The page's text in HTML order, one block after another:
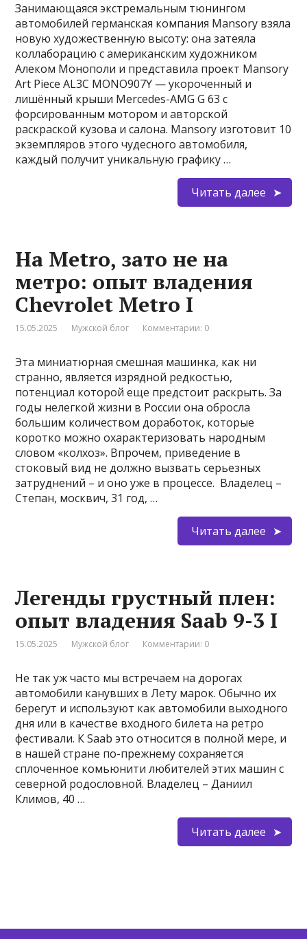
Занимающаяся экстремальным тюнингом
автомобилей германская компания Mansory взяла
новую художественную высоту: она затеяла
коллаборацию с американским художником
Алеком Монополи и представила проект Mansory
Art Piece AL3C MONO907Y — укороченный и
лишённый крыши Mercedes-AMG G 63 с
форсированным мотором и авторской
раскраской кузова и салона. Mansory изготовит 10
экземпляров этого чудесного автомобиля,
каждый получит уникальную графику …
Читать далее
На Metro, зато не на
метро: опыт владения
Chevrolet Metro I
15.05.2025 Мужской блог Комментарии: 0
Эта миниатюрная смешная машинка, как ни
странно, является изрядной редкостью,
потенциал которой еще предстоит раскрыть. За
годы нелегкой жизни в России она обросла
большим количеством доработок, которые
коротко можно охарактеризовать народным
словом «колхоз». Впрочем, приведение в
стоковый вид не должно вызвать серьезных
затруднений – и оно уже в процессе. Владелец –
Степан, москвич, 31 год, …
Читать далее
Легенды грустный плен:
опыт владения Saab 9-3 I
15.05.2025 Мужской блог Комментарии: 0
Не так уж часто мы встречаем на дорогах
автомобили канувших в Лету марок. Обычно их
берегут и используют как автомобили выходного
дня или в качестве входного билета на ретро
фестивали. К Saab это относится в полной мере, и
в нашей стране по-прежнему сохраняется
сплоченное комьюнити любителей этих машин с
северной родословной. Владелец – Даниил
Климов, 40 …
Читать далее